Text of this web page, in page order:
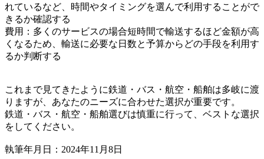
れているなど、時間やタイミングを選んで利用することがで
きるか確認する
費用：多くのサービスの場合短時間で輸送するほど金額が高
くなるため、輸送に必要な日数と予算からどの手段を利用す
るか判断する
これまで見てきたように鉄道・バス・航空・船舶は多岐に渡
りますが、あなたのニーズに合わせた選択が重要です。
鉄道・バス・航空・船舶選びは慎重に行って、ベストな選択
をしてください。
執筆年月日：2024年11月8日